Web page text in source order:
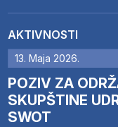
AKTIVNOSTI
13. Maja 2026.
POZIV ZA
SKUPŠTINE
SWOT